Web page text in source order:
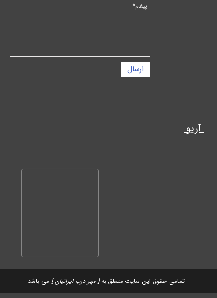
ارسال
تمامی حقوق این سایت متعلق به[ مهر درب ایرانیان ] می باشد
آریو